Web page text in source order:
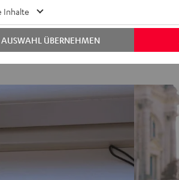
Inhalte
AUSWAHL ÜBERNEHMEN